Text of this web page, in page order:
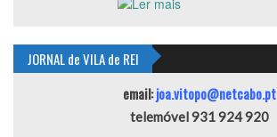
JORNAL de VILA de REI
email:joa.vitopo@netcabo.pt
telemóvel 931 924 920